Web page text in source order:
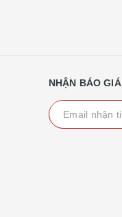
NHẬN BÁO GIÁ